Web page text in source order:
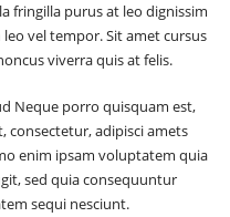
fringilla purus at leo dignissim
vel tempor. Sit amet cursus
viverra quis at felis.
Neque porro quisquam est,
consectetur, adipisci amets
enim ipsam voluptatem quia
sed quia consequuntur
sequi nesciunt.